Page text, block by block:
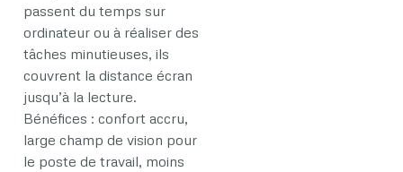
passent du temps sur
ordinateur ou à réaliser des
tâches minutieuses, ils
couvrent la distance écran
jusqu’à la lecture.
Bénéfices : confort accru,
large champ de vision pour
le poste de travail, moins